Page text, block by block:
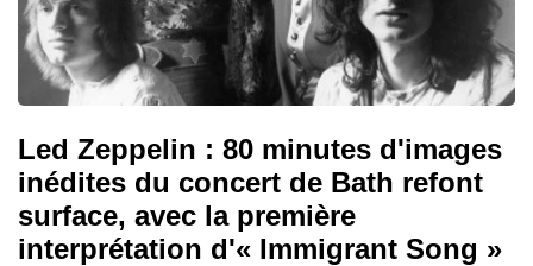
Led Zeppelin : 80 minutes d'images
inédites du concert de Bath refont
surface, avec la première
interprétation d'« Immigrant Song »